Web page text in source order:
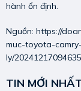
hành ổn định.
Nguồn: https://
muc-toyota-
ly/
TIN MỚI